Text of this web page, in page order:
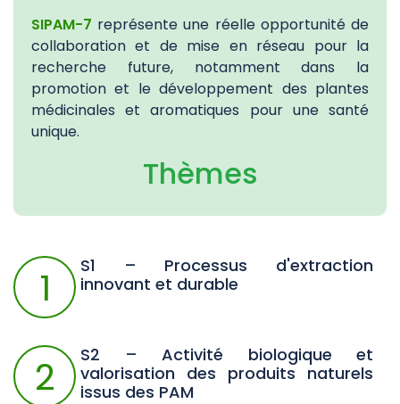
SIPAM-7 représente une réelle opportunité de
collaboration et de mise en réseau pour la
recherche future, notamment dans la
promotion et le développement des plantes
médicinales et aromatiques pour une santé
unique.
Thèmes
1
S1 – Processus d'extraction
innovant et durable
2
S2 – Activité biologique et
valorisation des produits naturels
issus des PAM